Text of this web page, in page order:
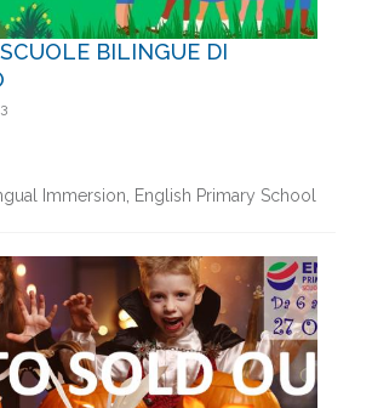
BILINGUE DI
Immersion, English Primary School